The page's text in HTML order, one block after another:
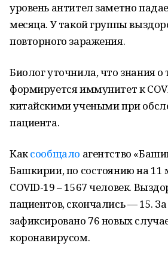
уровень антител заметно
месяца. У такой группы
повторного заражения.
Биолог уточнила, что знания о
формируется иммунитет к
китайскими учеными при
пациента.
Каксообщало агентство
Башкирии, по состоянию на 11
COVID-19 – 1567 человек.
пациентов, скончались — 15.
зафиксировано 76 новых
коронавирусом.